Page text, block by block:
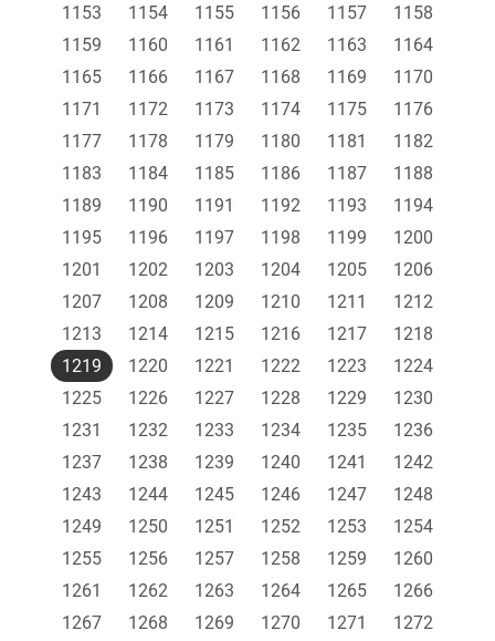
1153 1154 1155 1156 1157
1158
1159
1160 1161 1162 1163
1164
1165
1166 1167 1168 1169
1170
1171
1172 1173 1174 1175
1176
1177
1178 1179 1180 1181
1182
1183
1184 1185 1186 1187
1188
1189
1190 1191 1192 1193
1194
1195
1196 1197 1198 1199
1200
1201
1202 1203 1204 1205
1206
1207
1208 1209 1210 1211
1212
1213
1214 1215 1216 1217
1218
1219
1220 1221 1222 1223
1224
1225
1226 1227 1228 1229
1230
1231
1232 1233 1234 1235
1236
1237
1238 1239 1240 1241
1242
1243
1244 1245 1246 1247
1248
1249
1250 1251 1252 1253
1254
1255
1256 1257 1258 1259
1260
1261
1262 1263 1264 1265
1266
1267
1268 1269 1270 1271
1272